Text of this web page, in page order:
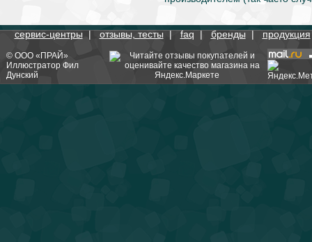
сервис-центры|отзывы, тесты|faq|бренды|продукция
© ООО «ПРАЙ»
Иллюстратор Фил
Дунский